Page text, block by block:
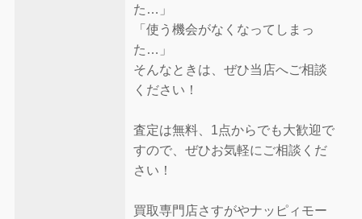
た…」
「使う機会がなくなってしまっ
た…」
そんなときは、ぜひ当店へご相談
ください！
査定は無料、1点からでも大歓迎で
すので、ぜひお気軽にご相談くだ
さい！
買取専門店さすがやナッピィモー